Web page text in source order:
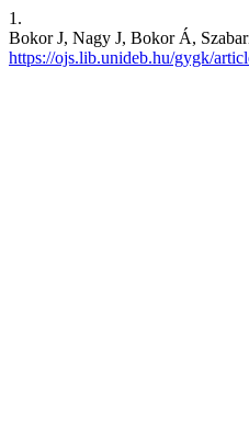
1.
Bokor J, Nagy J, Bokor Á,
https://ojs.lib.unideb.hu/gygk/